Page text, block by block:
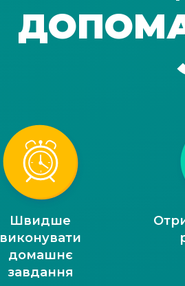
Швидше
виконувати
домашнє
завдання